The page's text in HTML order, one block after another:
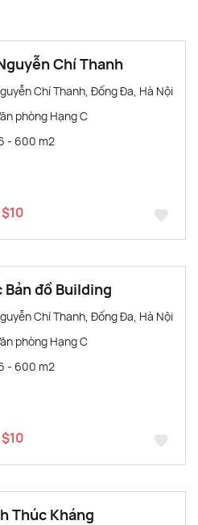
Chí Thanh
Chí Thanh, Đống Đa, Hà Nội
phòng Hạng C
- 600 m2
Bản đồ Building
Chí Thanh, Đống Đa, Hà Nội
phòng Hạng C
- 600 m2
Thúc Kháng